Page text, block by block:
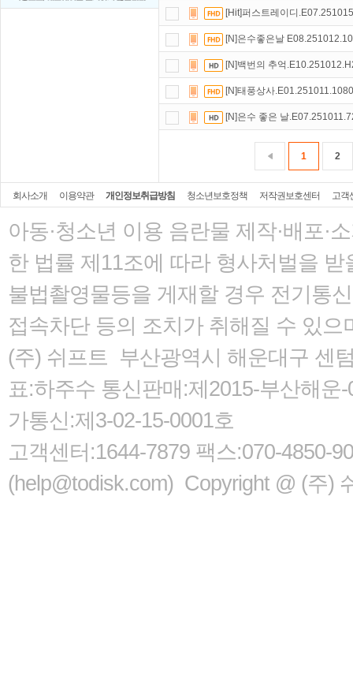
[Hit]퍼스트레이디
[N]은수좋은날
[N]백번의 추억
[N]태풍상사
[N]은수 좋은 날
1 2
회사소개 이용약관 개인정보취급방침 청소년보호정책 저작권보호센터 고객
아동·청소년 이용 음란물 제작·배포·
한 법률 제11조에 따라 형사처벌을 받
불법촬영물등을 게재할 경우 전기통
접속차단 등의 조치가 취해질 수 있으
(주) 쉬프트 부산광역시 해운대구 센
표:하주수 통신판매:제2015-부산해
가통신:제3-02-15-0001호
고객센터:1644-7879 팩스:070-4850-
(help@todisk.com) Copyright @ (주)